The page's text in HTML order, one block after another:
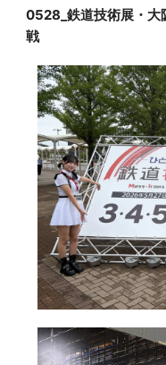
YouTubeで見る
0528_鉄道技術展・大
戦